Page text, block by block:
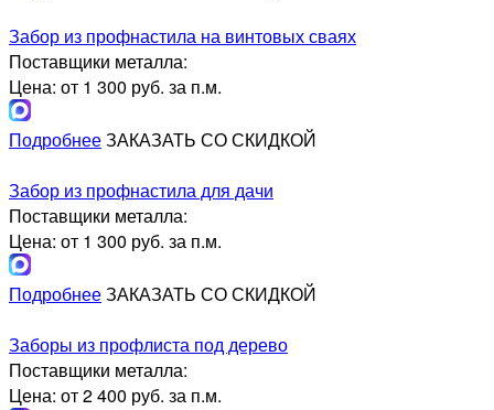
Забор из профнастила на винтовых сваях
Поставщики металла:
Цена: от 1 300 руб. за п.м.
ПодробнееЗАКАЗАТЬ СО СКИДКОЙ
Забор из профнастила для дачи
Поставщики металла:
Цена: от 1 300 руб. за п.м.
ПодробнееЗАКАЗАТЬ СО СКИДКОЙ
Заборы из профлиста под дерево
Поставщики металла:
Цена: от 2 400 руб. за п.м.